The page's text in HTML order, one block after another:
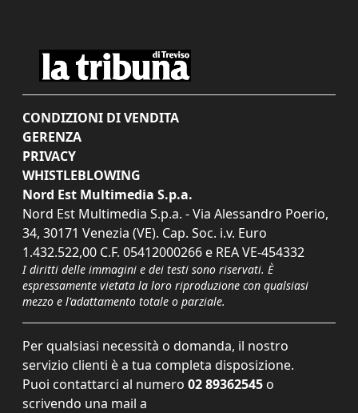
CONDIZIONI DI VENDITA
GERENZA
PRIVACY
WHISTLEBLOWING
Nord Est Multimedia S.p.a.
Nord Est Multimedia S.p.a. - Via Alessandro Poerio,
34, 30171 Venezia (VE). Cap. Soc. i.v. Euro
1.432.522,00 C.F. 05412000266 e REA VE-454332
I diritti delle immagini e dei testi sono riservati. È
espressamente vietata la loro riproduzione con qualsiasi
mezzo e l'adattamento totale o parziale.
Per qualsiasi necessità o domanda, il nostro
servizio clienti è a tua completa disposizione.
Puoi contattarci al numero 02 89362545 o
scrivendo una mail a